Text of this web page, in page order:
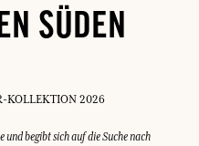
SÜDEN
KOLLEKTION 2026
begibt sich auf die Suche nach